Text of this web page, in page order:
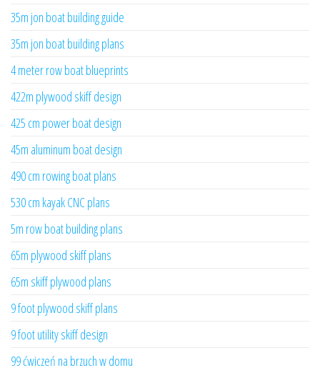
35m jon boat building guide
35m jon boat building plans
4 meter row boat blueprints
422m plywood skiff design
425 cm power boat design
45m aluminum boat design
490 cm rowing boat plans
530 cm kayak CNC plans
5m row boat building plans
65m plywood skiff plans
65m skiff plywood plans
9 foot plywood skiff plans
9 foot utility skiff design
99 ćwiczeń na brzuch w domu